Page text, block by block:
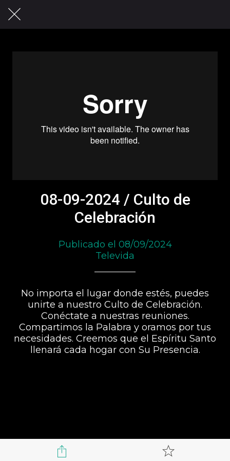
08-09-2024 / Culto de
Celebración
Publicado el 08/09/2024
Televida
No importa el lugar donde estés, puedes
unirte a nuestro Culto de Celebración.
Conéctate a nuestras reuniones.
Compartimos la Palabra y oramos por tus
necesidades. Creemos que el Espíritu Santo
llenará cada hogar con Su Presencia.